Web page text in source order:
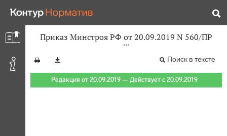
Приказ Минстроя РФ от 20.09.2019 N 560/ПР
Поиск в тексте
Редакция от 20.09.2019 — Действует с 20.09.2019